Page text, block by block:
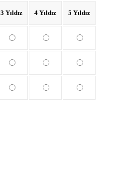
3 Yıldız 4 Yıldız 5 Yıldız